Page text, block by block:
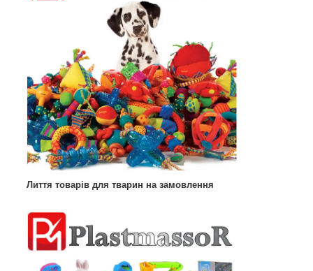
Лиття товарів для тварин на замовлення